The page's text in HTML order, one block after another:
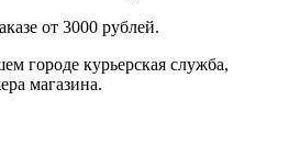
от 3000 рублей.
городе курьерская служба,
магазина.